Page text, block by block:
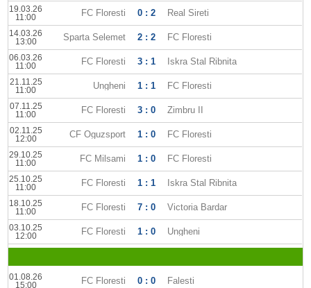
19.03.26
11:00
FC Floresti 0 : 2 Real Sireti
14.03.26
13:00
Sparta Selemet 2 : 2 FC Floresti
06.03.26
11:00
FC Floresti 3 : 1 Iskra Stal Ribnita
21.11.25
11:00
Ungheni 1 : 1 FC Floresti
07.11.25
11:00
FC Floresti 3 : 0 Zimbru II
02.11.25
12:00
CF Oguzsport 1 : 0 FC Floresti
29.10.25
11:00
FC Milsami 1 : 0 FC Floresti
25.10.25
11:00
FC Floresti 1 : 1 Iskra Stal Ribnita
18.10.25
11:00
FC Floresti 7 : 0 Victoria Bardar
03.10.25
12:00
FC Floresti 1 : 0 Ungheni
01.08.26
15:00
FC Floresti 0 : 0 Falesti